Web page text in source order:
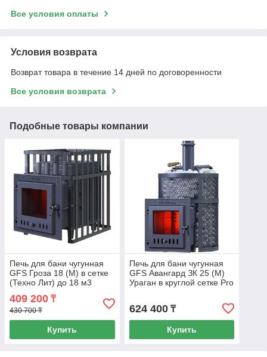
Все условия оплаты
Условия возврата
Возврат товара в течение 14 дней по договоренности
Все условия возврата
Подобные товары компании
Печь для бани чугунная
GFS Гроза 18 (М) в сетке
(Техно Лит) до 18 м3
409 200 ₸
430 700 ₸
Купить
Печь для бани чугунная
GFS Авангард ЗК 25 (М)
Ураган в круглой сетке Pro
624 400₸
Купить